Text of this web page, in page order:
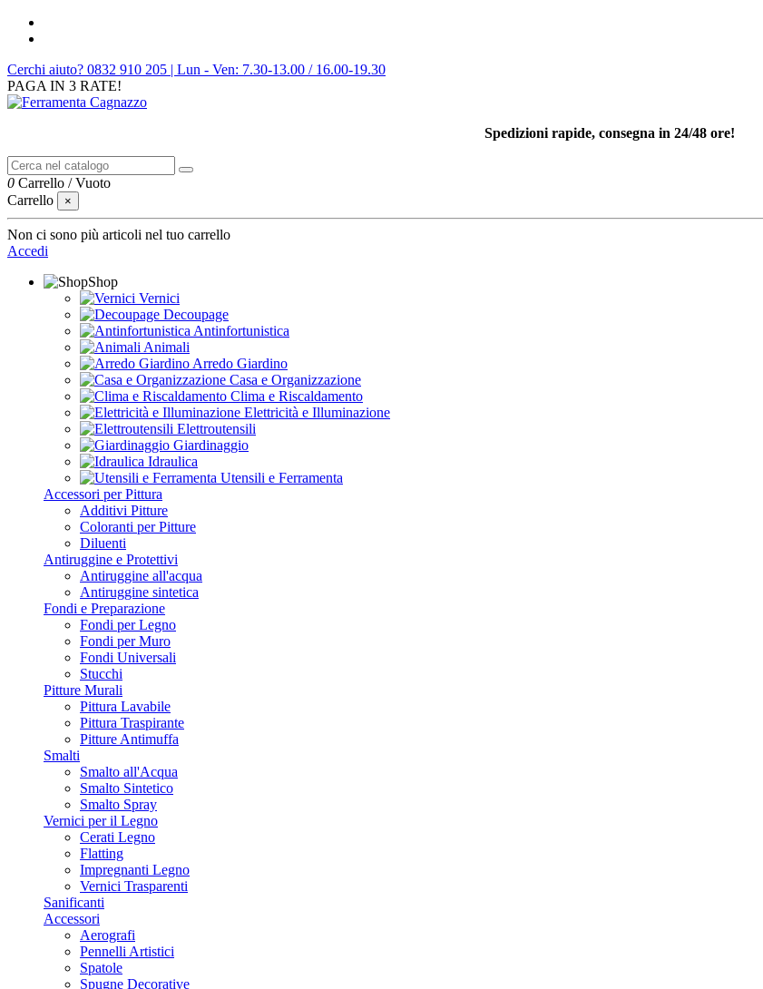
Cerchi aiuto? 0832 910 205 | Lun - Ven: 7.30-13.00 / 16.00-19.30
PAGA IN 3 RATE!
Spedizioni rapide, consegna in 24/48 ore!
0 Carrello /Vuoto
Carrello
×
Non ci sono più articoli nel tuo carrello
Accedi
Shop
Vernici
Decoupage
Antinfortunistica
Animali
Arredo Giardino
Casa e Organizzazione
Clima e Riscaldamento
Elettricità e Illuminazione
Elettroutensili
Giardinaggio
Idraulica
Utensili e Ferramenta
Accessori per Pittura
Additivi Pitture
Coloranti per Pitture
Diluenti
Antiruggine e Protettivi
Antiruggine all'acqua
Antiruggine sintetica
Fondi e Preparazione
Fondi per Legno
Fondi per Muro
Fondi Universali
Stucchi
Pitture Murali
Pittura Lavabile
Pittura Traspirante
Pitture Antimuffa
Smalti
Smalto all'Acqua
Smalto Sintetico
Smalto Spray
Vernici per il Legno
Cerati Legno
Flatting
Impregnanti Legno
Vernici Trasparenti
Sanificanti
Accessori
Aerografi
Pennelli Artistici
Spatole
Spugne Decorative